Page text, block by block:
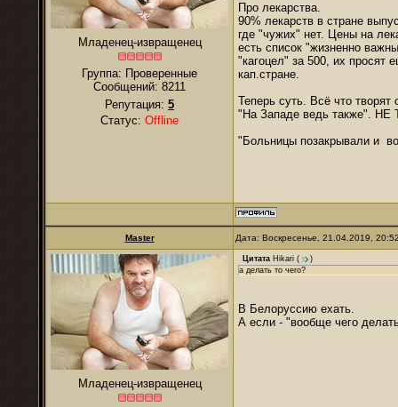
Младенец-извращенец
Группа: Проверенные
Сообщений: 8211
Репутация: 5
Статус: Offline
Про лекарства.
90% лекарств в стране
где "чужих" нет. Цены на
есть список "жизненно
"кагоцел" за 500, их просят
кап.стране.
Теперь суть. Всё что
"На Западе ведь также".
"Больницы позакрывали и
Master Дата: Воскресенье, 21.04.2019,
Младенец-извращенец
Цитата Hikari (
)
а делать то чего?
В Белоруссию ехать.
А если - "вообще чего